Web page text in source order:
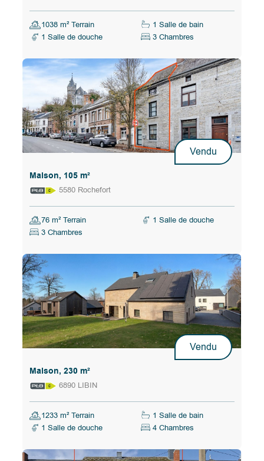
1038 m² Terrain
1 Salle de bain
1 Salle de douche
3 Chambres
Vendu
Maison, 105 m²
5580 Rochefort
76 m² Terrain
1 Salle de douche
3 Chambres
Vendu
Maison, 230 m²
6890 LIBIN
1233 m² Terrain
1 Salle de bain
1 Salle de douche
4 Chambres